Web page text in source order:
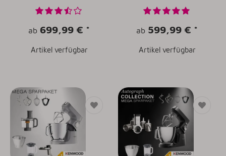
ab 699,99 € *
Artikel verfügbar
ab 599,99 € *
Artikel verfügbar